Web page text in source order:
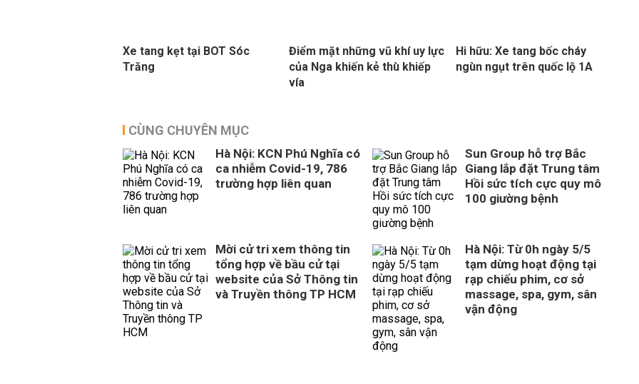
Xe tang kẹt tại BOT Sóc
Trăng
Điểm mặt những vũ khí uy lực
của Nga khiến kẻ thù khiếp
vía
Hi hữu: Xe tang bốc cháy
ngùn ngụt trên quốc lộ 1A
CÙNG CHUYÊN MỤC
Hà Nội: KCN Phú Nghĩa có
ca nhiễm Covid-19, 786
trường hợp liên quan
Sun Group hỗ trợ Bắc
Giang lắp đặt Trung tâm
Hồi sức tích cực quy mô
100 giường bệnh
Mời cử tri xem thông tin
tổng hợp về bầu cử tại
website của Sở Thông tin
và Truyền thông TP HCM
Hà Nội: Từ 0h ngày 5/5
tạm dừng hoạt động tại
rạp chiếu phim, cơ sở
massage, spa, gym, sân
vận động